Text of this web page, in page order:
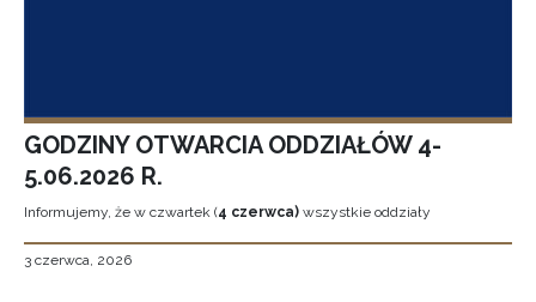
GODZINY OTWARCIA ODDZIAŁÓW 4-
5.06.2026 R.
Informujemy, że w czwartek (4 czerwca) wszystkie oddziały
3 czerwca, 2026